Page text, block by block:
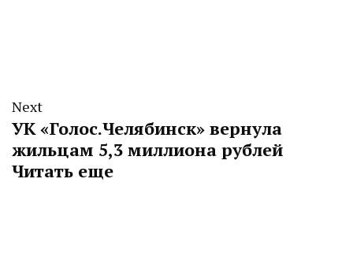
Next
УК «Голос.Челябинск» вернула
жильцам 5,3 миллиона рублей
Читать еще